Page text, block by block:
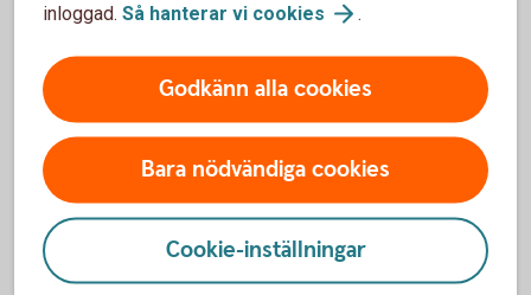
inloggad. Så hanterar vi cookies .
Godkänn alla cookies
Bara nödvändiga cookies
Cookie-inställningar